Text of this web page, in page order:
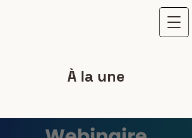
À la une